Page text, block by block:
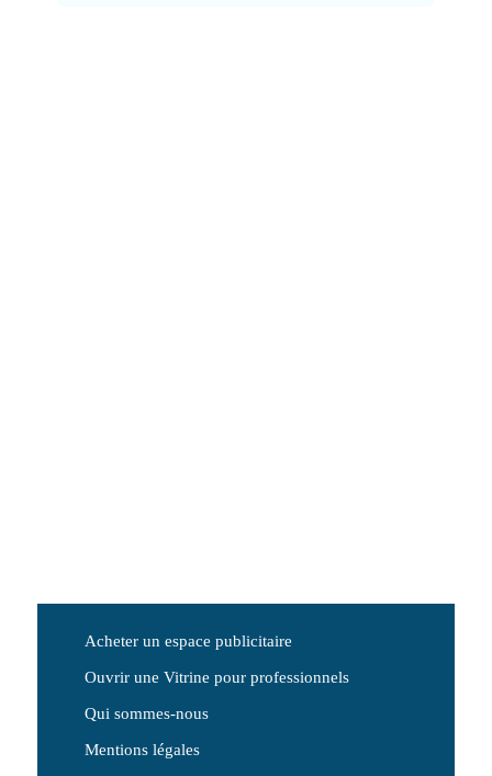
Acheter un espace publicitaire
Ouvrir une Vitrine pour professionnels
Qui sommes-nous
Mentions légales